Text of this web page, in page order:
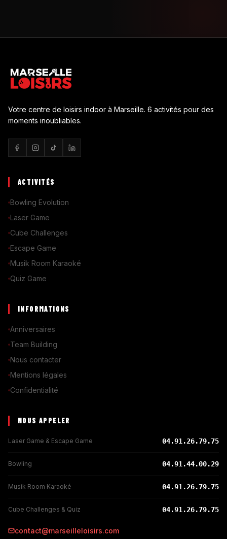
Votre centre de loisirs indoor à Marseille. 6 activités pour des
moments inoubliables.
ACTIVITÉS
Bowling Evolution
Laser Game
Cube Challenges
Escape Game
Musik Room Karaoké
Quiz Game
INFORMATIONS
Anniversaires
Team Building
Nous contacter
Mentions légales
Confidentialité
NOUS APPELER
Laser Game & Escape Game 04.91.26.79.75
Bowling 04.91.44.00.29
Musik Room Karaoké 04.91.26.79.75
Cube Challenges & Quiz 04.91.26.79.75
contact@marseilleloisirs.com